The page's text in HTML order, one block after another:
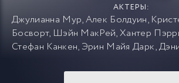
АКТЕРЫ:
Джулианна Мур,Алек Болдуин,
Босворт, Шэйн МакРей,Хантер
Стефан Канкен,Эрин Майя Дарк,